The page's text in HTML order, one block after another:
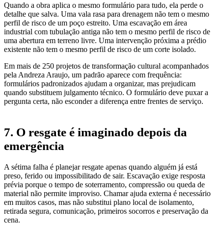
Quando a obra aplica o mesmo formulário para tudo, ela perde o
detalhe que salva. Uma vala rasa para drenagem não tem o mesmo
perfil de risco de um poço estreito. Uma escavação em área
industrial com tubulação antiga não tem o mesmo perfil de risco de
uma abertura em terreno livre. Uma intervenção próxima a prédio
existente não tem o mesmo perfil de risco de um corte isolado.
Em mais de 250 projetos de transformação cultural acompanhados
pela Andreza Araujo, um padrão aparece com frequência:
formulários padronizados ajudam a organizar, mas prejudicam
quando substituem julgamento técnico. O formulário deve puxar a
pergunta certa, não esconder a diferença entre frentes de serviço.
7. O resgate é imaginado depois da
emergência
A sétima falha é planejar resgate apenas quando alguém já está
preso, ferido ou impossibilitado de sair. Escavação exige resposta
prévia porque o tempo de soterramento, compressão ou queda de
material não permite improviso. Chamar ajuda externa é necessário
em muitos casos, mas não substitui plano local de isolamento,
retirada segura, comunicação, primeiros socorros e preservação da
cena.